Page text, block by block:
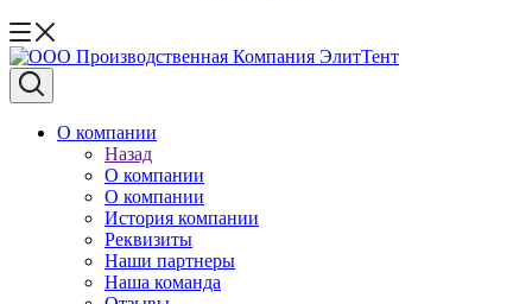
О компании
Назад
О компании
О компании
История компании
Реквизиты
Наши партнеры
Наша команда